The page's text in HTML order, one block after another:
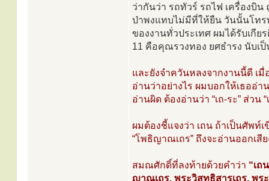
ว่ากันว่า รถทัวร์ รถไฟ เครื่องบิ
ป่าพงแทบไม่มีที่ให้ยืน วันนั้นโทร
ของงานทั่วประเทศ ผมได้รับเกี
11 คือคุณรวงทอง ยศธำรง นับ
และยังจำควันหลงจากงานนี้ดี เ
อ่านว่าอย่างไร ผมบอกให้เธออ่า
อ่านผิด ต้องอ่านว่า “เถ-ระ” ส่วน
ผมต้องชี้แจงว่า เถน ถ้าเป็นศัพ
“โพธิญาณเถร” ถึงจะอ่านออกเสี
สมณศักดิ์ที่ลงท้ายด้วยคำว่า “เถ
ญาณเถร, พระวิสุทธิสารเถร, พร